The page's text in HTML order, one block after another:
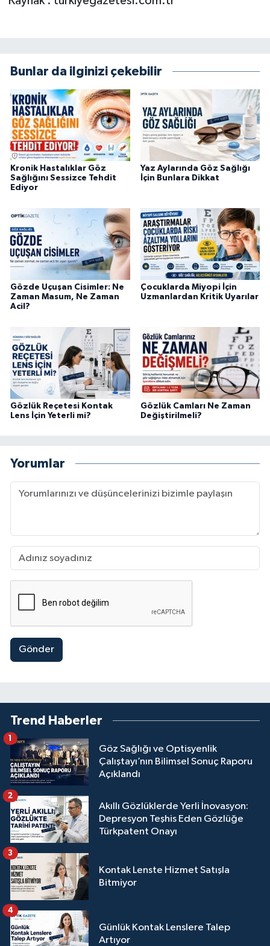
Bunlar da ilginizi çekebilir
Kronik Hastalıklar Göz
Sağlığını Sessizce Tehdit
Ediyor
Yaz Aylarında Göz Sağlığı
İçin Bunlara Dikkat
Gözde Uçuşan Cisimler: Ne
Zaman Masum, Ne Zaman
Acil?
Çocuklarda Miyopi İçin
Uzmanlardan Kritik Uyarılar
Gözlük Reçetesi Kontak
Lens İçin Yeterli mi?
Gözlük Camları Ne Zaman
Değiştirilmeli?
Yorumlar
Gönder
Trend Haberler
Göz Sağlığı ve Optisyenlik
Çalıştayı’nın Bilimsel Sonuç Raporu
Açıklandı
1
Akıllı Gözlüklerde Yerli İnovasyon:
Depresyon Teşhis Eden Gözlüğe
Türkpatent Onayı
2
Kontak Lenste Hizmet Satışla
Bitmiyor
3
Günlük Kontak Lenslere Talep
Artıyor
4